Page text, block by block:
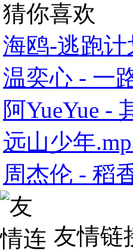
猜你喜欢
海鸥-逃跑计
温奕心 - 一
阿YueYue -
远山少年
周杰伦 - 稻
友情链